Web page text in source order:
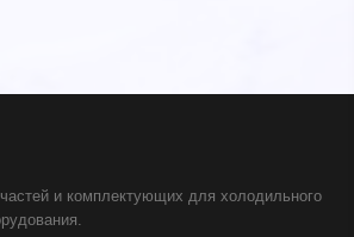
и комплектующих для холодильного